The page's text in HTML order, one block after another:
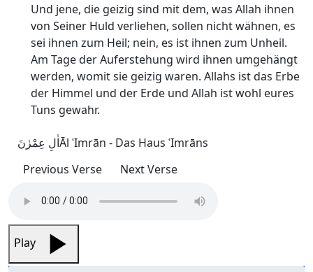
Und jene, die geizig sind mit dem, was Allah ihnen
von Seiner Huld verliehen, sollen nicht wähnen, es
sei ihnen zum Heil; nein, es ist ihnen zum Unheil.
Am Tage der Auferstehung wird ihnen umgehängt
werden, womit sie geizig waren. Allahs ist das Erbe
der Himmel und der Erde und Allah ist wohl eures
Tuns gewahr.
اٰلِ عِمْرٰنَĀl ʿImrān - Das Haus ʿImrāns
Previous Verse
Next Verse
Play